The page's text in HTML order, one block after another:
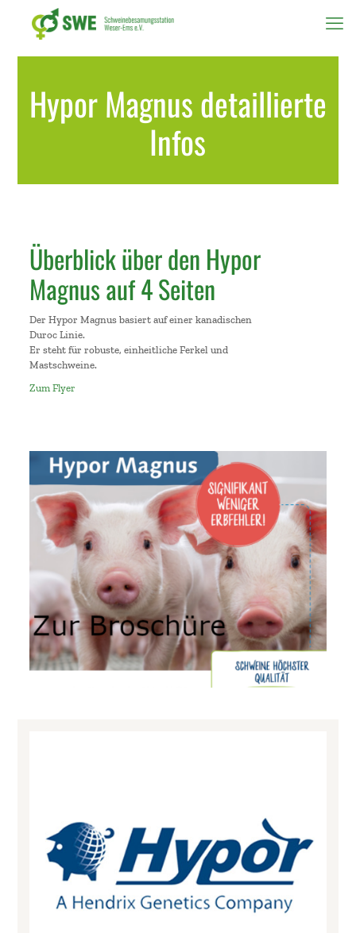
Hypor Magnus detaillierte
Infos
Überblick über den Hypor
Magnus auf 4 Seiten
Der Hypor Magnus basiert auf einer kanadischen
Duroc Linie.
Er steht für robuste, einheitliche Ferkel und
Mastschweine.
Zum Flyer